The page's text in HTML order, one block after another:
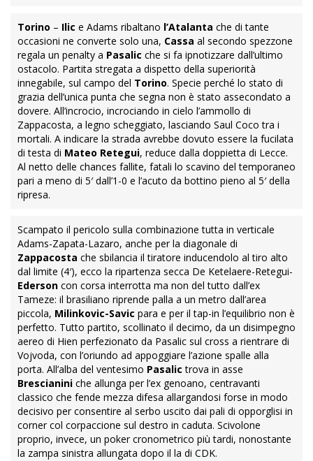
Torino – Ilic e Adams ribaltano l’Atalanta che di tante
occasioni ne converte solo una, Cassa al secondo spezzone
regala un penalty a Pasalic che si fa ipnotizzare dall’ultimo
ostacolo. Partita stregata a dispetto della superiorità
innegabile, sul campo del Torino. Specie perché lo stato di
grazia dell’unica punta che segna non è stato assecondato a
dovere. All’incrocio, incrociando in cielo l’ammollo di
Zappacosta, a legno scheggiato, lasciando Saul Coco tra i
mortali. A indicare la strada avrebbe dovuto essere la fucilata
di testa di Mateo Retegui, reduce dalla doppietta di Lecce.
Al netto delle chances fallite, fatali lo scavino del temporaneo
pari a meno di 5′ dall’1-0 e l’acuto da bottino pieno al 5′ della
ripresa.
Scampato il pericolo sulla combinazione tutta in verticale
Adams-Zapata-Lazaro, anche per la diagonale di
Zappacosta che sbilancia il tiratore inducendolo al tiro alto
dal limite (4′), ecco la ripartenza secca De Ketelaere-Retegui-
Ederson con corsa interrotta ma non del tutto dall’ex
Tameze: il brasiliano riprende palla a un metro dall’area
piccola, Milinkovic-Savic para e per il tap-in l’equilibrio non è
perfetto. Tutto partito, scollinato il decimo, da un disimpegno
aereo di Hien perfezionato da Pasalic sul cross a rientrare di
Vojvoda, con l’oriundo ad appoggiare l’azione spalle alla
porta. All’alba del ventesimo Pasalic trova in asse
Brescianini che allunga per l’ex genoano, centravanti
classico che fende mezza difesa allargandosi forse in modo
decisivo per consentire al serbo uscito dai pali di opporglisi in
corner col corpaccione sul destro in caduta. Scivolone
proprio, invece, un poker cronometrico più tardi, nonostante
la zampa sinistra allungata dopo il la di CDK.